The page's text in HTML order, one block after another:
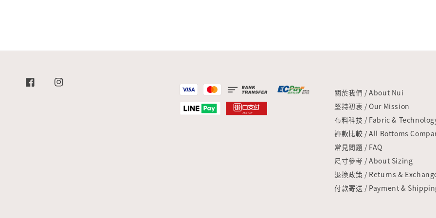
關於我們 / About Nui
堅持初衷 / Our Mission
布料科技 / Fabric &
褲款比較 / All Bottoms
常見問題 / FAQ
尺寸參考 / About Sizing
退換政策 / Returns &
付款寄送 / Payment &